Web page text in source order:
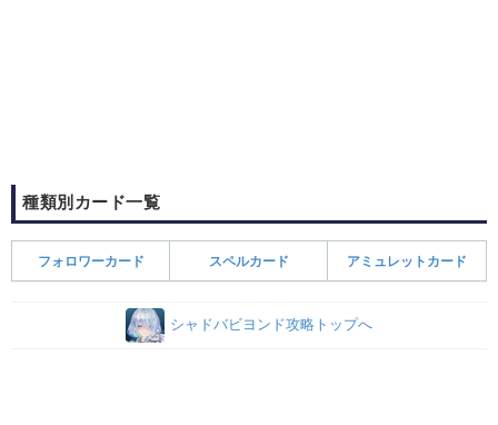
種類別カード一覧
フォロワーカード スペルカード アミュレットカード
シャドバビヨンド攻略トップへ